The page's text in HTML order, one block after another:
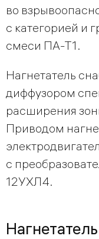
во
с категорией и
смеси ПА-Т1.
Нагнетатель
диффузором
расширения
Приводом
с
12УХЛ4.